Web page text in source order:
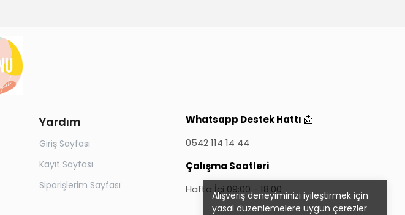
Alışveriş deneyiminizi iyileştirmek için
yasal düzenlemelere uygun çerezler
Yardım
Giriş Sayfası
Kayıt Sayfası
Siparişlerim Sayfası
Whatsapp Destek Hattı 📩
0542 114 14 44
Çalışma Saatleri
Hafta İçi 09:00 - 18:00